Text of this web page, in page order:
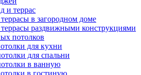
и террас
в загородном доме
раздвижными конструкциями
потолков
для кухни
для спальни
в ванную
в гостиную